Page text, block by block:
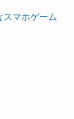
マホゲーム